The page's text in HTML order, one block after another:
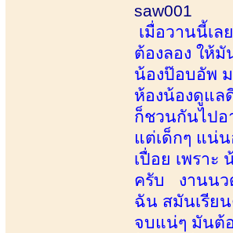
saw001
เมื่อวานนี้เ
ต้องลอง ให้
น้องป๊อบอัพ
ห้องน้องดูแล
ก็ชวนกันไปอ
แต่เด็กๆ แน่
เปื่อย เพรา
ครับ งานนว
ฉัน สมันเรีย
จบแน่ๆ มันต้